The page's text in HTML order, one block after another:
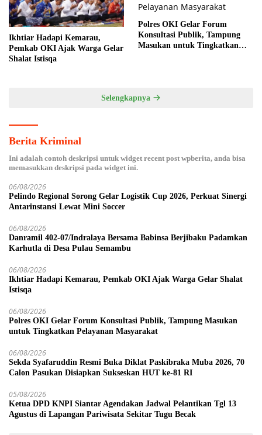
Ikhtiar Hadapi Kemarau,
Pemkab OKI Ajak Warga Gelar
Shalat Istisqa
Polres OKI Gelar Forum
Konsultasi Publik, Tampung
Masukan untuk Tingkatkan
Selengkapnya
Berita Kriminal
Ini adalah contoh deskripsi untuk widget recent post wpberita, anda bisa
memasukkan deskripsi pada widget ini.
06/08/2026
Pelindo Regional Sorong Gelar Logistik Cup 2026, Perkuat Sinergi
Antarinstansi Lewat Mini Soccer
06/08/2026
Danramil 402-07/Indralaya Bersama Babinsa Berjibaku Padamkan
Karhutla di Desa Pulau Semambu
06/08/2026
Ikhtiar Hadapi Kemarau, Pemkab OKI Ajak Warga Gelar Shalat
Istisqa
06/08/2026
Polres OKI Gelar Forum Konsultasi Publik, Tampung Masukan
untuk Tingkatkan Pelayanan Masyarakat
06/08/2026
Sekda Syafaruddin Resmi Buka Diklat Paskibraka Muba 2026, 70
Calon Pasukan Disiapkan Sukseskan HUT ke-81 RI
05/08/2026
Ketua DPD KNPI Siantar Agendakan Jadwal Pelantikan Tgl 13
Agustus di Lapangan Pariwisata Sekitar Tugu Becak